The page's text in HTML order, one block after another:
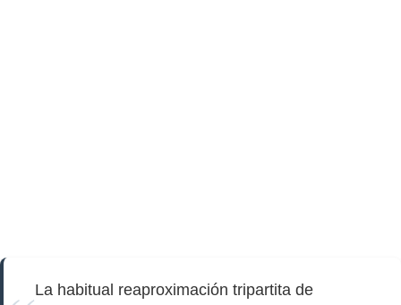
La habitual reaproximación tripartita de